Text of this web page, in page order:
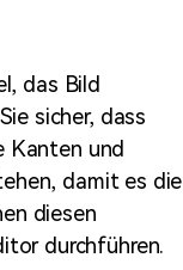
das Bild
sicher, dass
Kanten und
damit es die
diesen
durchführen.